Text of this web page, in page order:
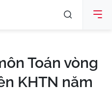
Toán vòng
KHTN năm